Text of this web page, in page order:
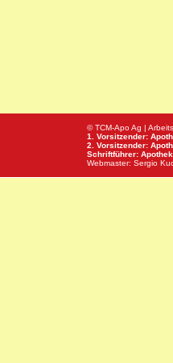
© TCM-Apo Ag |
1. Vorsitzender:
2. Vorsitzender:
Schriftführer:
Webmaster: Sergio